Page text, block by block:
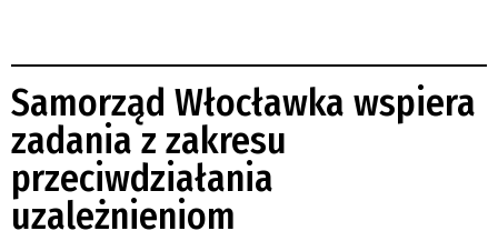
Samorząd Włocławka wspiera
zadania z zakresu
przeciwdziałania
uzależnieniom